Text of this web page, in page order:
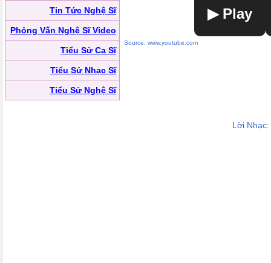
Tin Tức Nghệ Sĩ
Phỏng Vấn Nghệ Sĩ Video
Tiểu Sử Ca Sĩ
Tiểu Sử Nhạc Sĩ
Tiểu Sử Nghệ Sĩ
▶ Play
Source: www.youtube.com
Lời Nhạc: